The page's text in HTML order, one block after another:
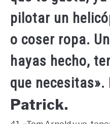
pilotar un
o coser ropa.
hayas hecho,
que necesitas».
Patrick.